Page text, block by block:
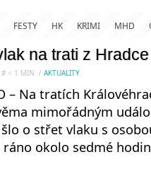
FESTY HK KRIMI MHD
na trati z
# < 1 MIN. / AKTUALITY
– Na tratích
mimořádným
o střet vlaku s
okolo sedmé